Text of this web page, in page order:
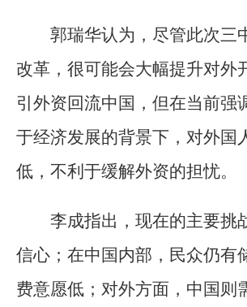
郭瑞华认为，尽管此次三
改革，很可能会大幅提升对外
引外资回流中国，但在当前强
于经济发展的背景下，对外国
低，不利于缓解外资的担忧。
李成指出，现在的主要挑
信心；在中国内部，民众仍有
费意愿低；对外方面，中国则